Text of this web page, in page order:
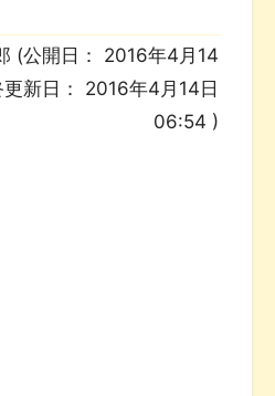
(公開日： 2016年4月14
新日： 2016年4月14日
06:54 )